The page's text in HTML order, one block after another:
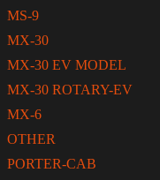
MS-9
MX-30
MX-30 EV MODEL
MX-30 ROTARY-EV
MX-6
OTHER
PORTER-CAB